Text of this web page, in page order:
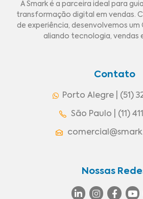
A Smark é a parceira ideal para
transformação digital em vendas.
de experiência, desenvolvemos um
aliando tecnologia, vendas
Contato
Porto Alegre | (51)
São Paulo | (11)
Nossas